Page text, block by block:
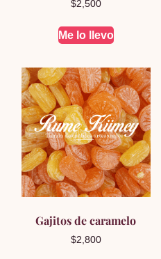
$2,500
Me lo llevo
Gajitos de caramelo
$2,800